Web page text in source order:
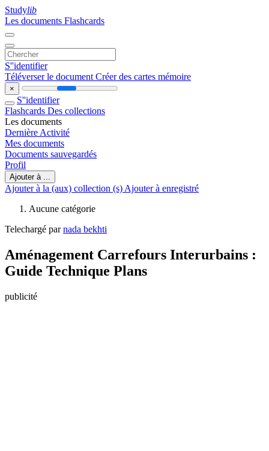
Studylib
Les documents Flashcards
S''identifier
Téléverser le document Créer des cartes mémoire
×
S''identifier
Flashcards Des collections
Les documents
Dernière Activité
Mes documents
Documents sauvegardés
Profil
Ajouter à ...
Ajouter à la (aux) collection (s) Ajouter à enregistré
Aucune catégorie
Telechargé parnada bekhti
Aménagement Carrefours Interurbains :
Guide Technique Plans
publicité